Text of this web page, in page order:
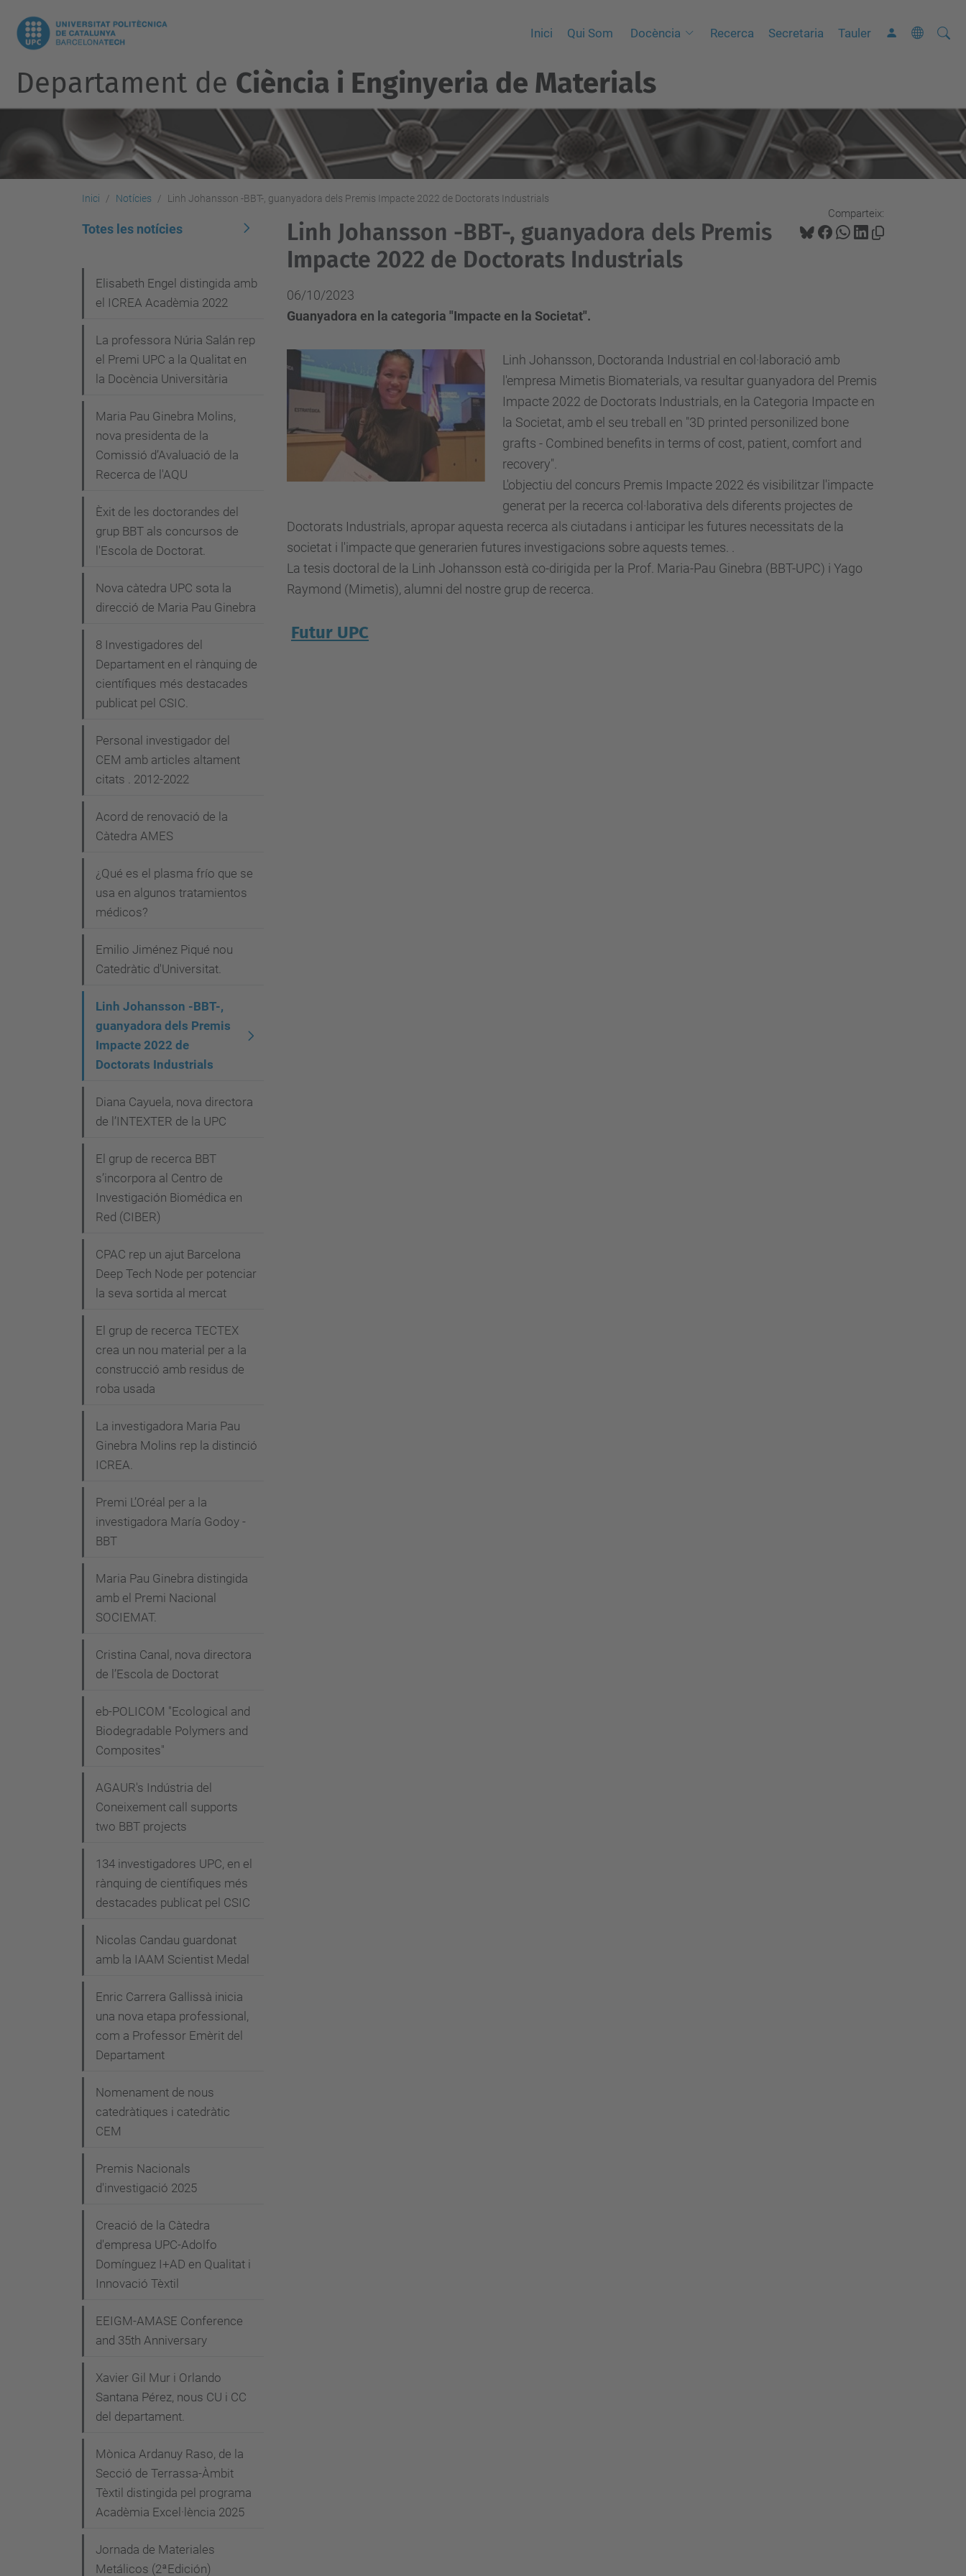
Inici Qui Som Docència Recerca Secretaria Tauler Cerca
C
v
a
Departament de Ciència i Enginyeria de Materials
Inici Notícies Linh Johansson -BBT-, guanyadora dels Premis Impacte 2022 de Doctorats Industrials
Comparteix:
Linh Johansson -BBT-, guanyadora dels Premis
Impacte 2022 de Doctorats Industrials
06/10/2023
Guanyadora en la categoria "Impacte en la Societat".
Linh Johansson, Doctoranda Industrial en col·laboració amb
l'empresa Mimetis Biomaterials, va resultar guanyadora del Premis
Impacte 2022 de Doctorats Industrials, en la Categoria Impacte en
la Societat, amb el seu treball en "3D printed personilized bone
grafts - Combined benefits in terms of cost, patient, comfort and
recovery".
L'objectiu del concurs Premis Impacte 2022 és visibilitzar l'impacte
generat per la recerca col·laborativa dels diferents projectes de
Doctorats Industrials, apropar aquesta recerca als ciutadans i anticipar les futures necessitats de la
societat i l'impacte que generarien futures investigacions sobre aquests temes. .
La tesis doctoral de la Linh Johansson està co-dirigida per la Prof. Maria-Pau Ginebra (BBT-UPC) i Yago
Raymond (Mimetis), alumni del nostre grup de recerca.
Futur UPC
Totes les notícies
a
Elisabeth Engel distingida amb
el ICREA Acadèmia 2022
La professora Núria Salán rep
el Premi UPC a la Qualitat en
la Docència Universitària
Maria Pau Ginebra Molins,
nova presidenta de la
Comissió d’Avaluació de la
Recerca de l'AQU
Èxit de les doctorandes del
grup BBT als concursos de
l'Escola de Doctorat.
Nova càtedra UPC sota la
direcció de Maria Pau Ginebra
8 Investigadores del
Departament en el rànquing de
científiques més destacades
publicat pel CSIC.
Personal investigador del
CEM amb articles altament
citats . 2012-2022
Acord de renovació de la
Càtedra AMES
¿Qué es el plasma frío que se
usa en algunos tratamientos
médicos?
Emilio Jiménez Piqué nou
Catedràtic d'Universitat.
Linh Johansson -BBT-,
guanyadora dels Premis
Impacte 2022 de
Doctorats Industrials
Diana Cayuela, nova directora
de l’INTEXTER de la UPC
El grup de recerca BBT
s’incorpora al Centro de
Investigación Biomédica en
Red (CIBER)
CPAC rep un ajut Barcelona
Deep Tech Node per potenciar
la seva sortida al mercat
El grup de recerca TECTEX
crea un nou material per a la
construcció amb residus de
roba usada
La investigadora Maria Pau
Ginebra Molins rep la distinció
ICREA.
Premi L’Oréal per a la
investigadora María Godoy -
BBT
Maria Pau Ginebra distingida
amb el Premi Nacional
SOCIEMAT.
Cristina Canal, nova directora
de l’Escola de Doctorat
eb-POLICOM "Ecological and
Biodegradable Polymers and
Composites"
AGAUR's Indústria del
Coneixement call supports
two BBT projects
134 investigadores UPC, en el
rànquing de científiques més
destacades publicat pel CSIC
Nicolas Candau guardonat
amb la IAAM Scientist Medal
Enric Carrera Gallissà inicia
una nova etapa professional,
com a Professor Emèrit del
Departament
Nomenament de nous
catedràtiques i catedràtic
CEM
Premis Nacionals
d'investigació 2025
Creació de la Càtedra
d'empresa UPC-Adolfo
Domínguez I+AD en Qualitat i
Innovació Tèxtil
EEIGM-AMASE Conference
and 35th Anniversary
Xavier Gil Mur i Orlando
Santana Pérez, nous CU i CC
del departament.
Mònica Ardanuy Raso, de la
Secció de Terrassa-Àmbit
Tèxtil distingida pel programa
Acadèmia Excel·lència 2025
Jornada de Materiales
Metálicos (2ªEdición)